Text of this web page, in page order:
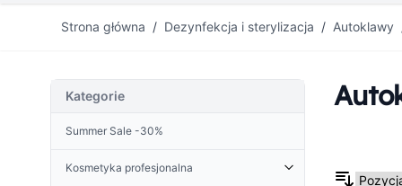
Strona główna / Dezynfekcja i sterylizacja / Autoklawy
Kategorie
Summer Sale -30%
Kosmetyka profesjonalna